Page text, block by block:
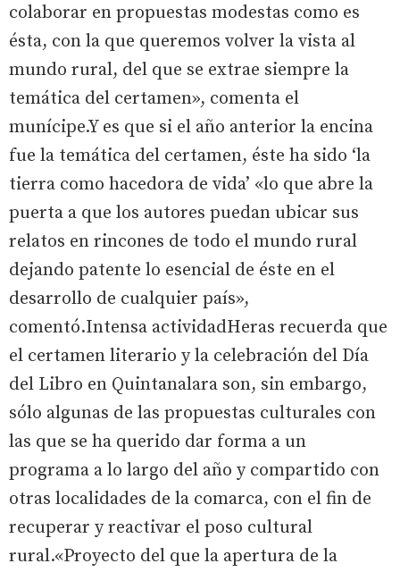
colaborar en propuestas modestas como es
ésta, con la que queremos volver la vista al
mundo rural, del que se extrae siempre la
temática del certamen», comenta el
munícipe.Y es que si el año anterior la encina
fue la temática del certamen, éste ha sido ‘la
tierra como hacedora de vida’ «lo que abre la
puerta a que los autores puedan ubicar sus
relatos en rincones de todo el mundo rural
dejando patente lo esencial de éste en el
desarrollo de cualquier país»,
comentó.Intensa actividadHeras recuerda que
el certamen literario y la celebración del Día
del Libro en Quintanalara son, sin embargo,
sólo algunas de las propuestas culturales con
las que se ha querido dar forma a un
programa a lo largo del año y compartido con
otras localidades de la comarca, con el fin de
recuperar y reactivar el poso cultural
rural.«Proyecto del que la apertura de la